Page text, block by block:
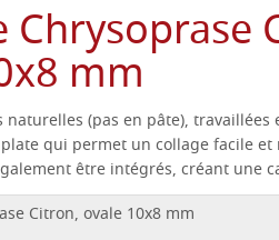
Chrysoprase
mm
naturelles (pas en pâte),
qui permet un collage facile
être intégrés, créant une
Citron, ovale 10x8 mm